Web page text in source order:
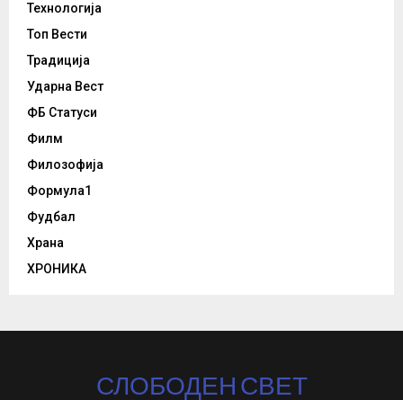
Технологија
Топ Вести
Традиција
Ударна Вест
ФБ Статуси
Филм
Филозофија
Формула1
Фудбал
Храна
ХРОНИКА
СЛОБОДЕН СВЕТ